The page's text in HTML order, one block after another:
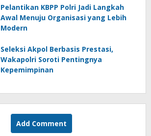
Pelantikan KBPP Polri Jadi Langkah
Awal Menuju Organisasi yang Lebih
Modern
Seleksi Akpol Berbasis Prestasi,
Wakapolri Soroti Pentingnya
Kepemimpinan
Add Comment